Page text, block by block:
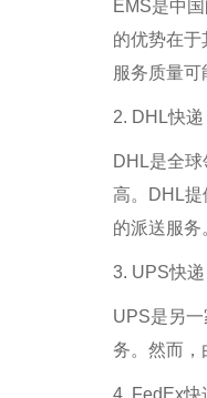
EMS是中
的优势在
服务质量可
2. DHL快递
DHL是全
高。DHL提
的派送服务
3. UPS快递
UPS是另
务。然而，
4. FedEx快